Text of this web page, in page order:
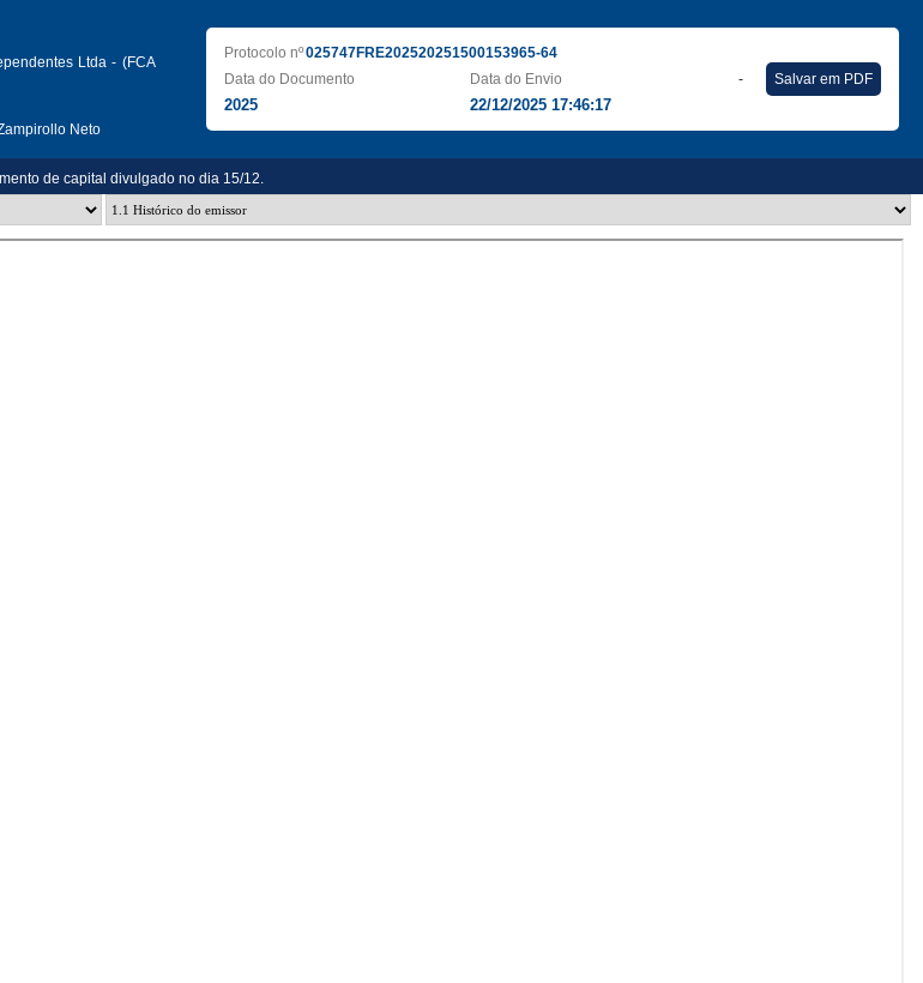
Ltda - (FCA
Neto
Protocolo nº025747FRE202520251500153965-64
Data do Documento
2025
Data do Envio
22/12/2025 17:46:17
- Salvar em PDF
de capital divulgado no dia 15/12.